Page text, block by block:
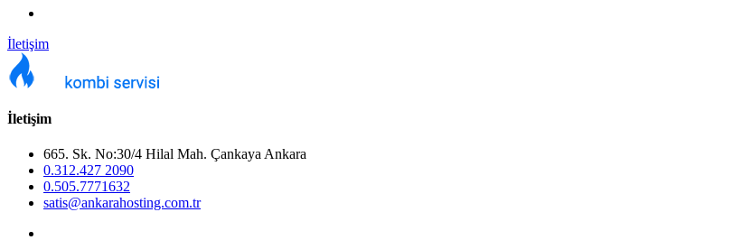
İletişim
İletişim
665. Sk. No:30/4 Hilal Mah. Çankaya Ankara
0.312.427 2090
0.505.7771632
satis@ankarahosting.com.tr